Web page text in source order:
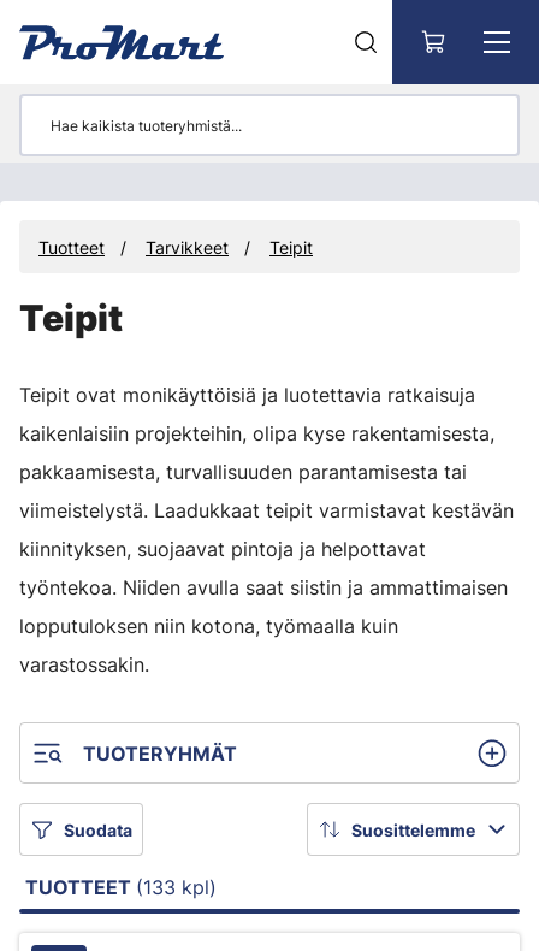
Tuotteet Tarvikkeet Teipit
Teipit
Teipit ovat monikäyttöisiä ja luotettavia ratkaisuja
kaikenlaisiin projekteihin, olipa kyse rakentamisesta,
pakkaamisesta, turvallisuuden parantamisesta tai
viimeistelystä. Laadukkaat teipit varmistavat kestävän
kiinnityksen, suojaavat pintoja ja helpottavat
työntekoa. Niiden avulla saat siistin ja ammattimaisen
lopputuloksen niin kotona, työmaalla kuin
varastossakin.
TUOTERYHMÄT
Suodata Suosittelemme
TUOTTEET (133 kpl)